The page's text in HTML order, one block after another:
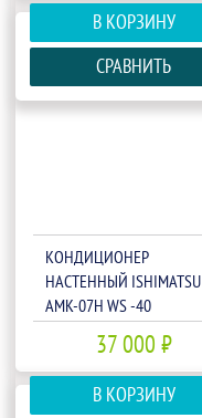
В КОРЗИНУ
СРАВНИТЬ
КОНДИЦИОНЕР
НАСТЕННЫЙ ISHIMATSU
AMK-07H WS -40
37 000 ₽
В КОРЗИНУ